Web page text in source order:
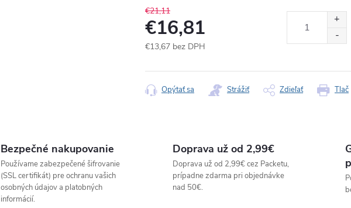
€21,11
€16,81
€13,67 bez DPH
cena:
Tlač
Opýtať sa Strážiť Zdieľať
Bezpečné nakupovanie
Používame zabezpečené šifrovanie
(SSL certifikát) pre ochranu vašich
osobných údajov a platobných
informácií.
Doprava už od 2,99€
Doprava už od 2,99€ cez Packetu,
prípadne zdarma pri objednávke
nad 50€.